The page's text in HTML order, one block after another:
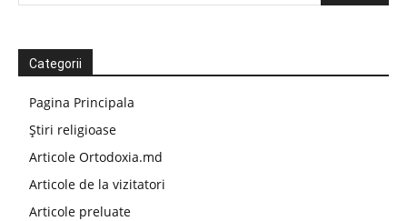
Categorii
Pagina Principala
Știri religioase
Articole Ortodoxia.md
Articole de la vizitatori
Articole preluate